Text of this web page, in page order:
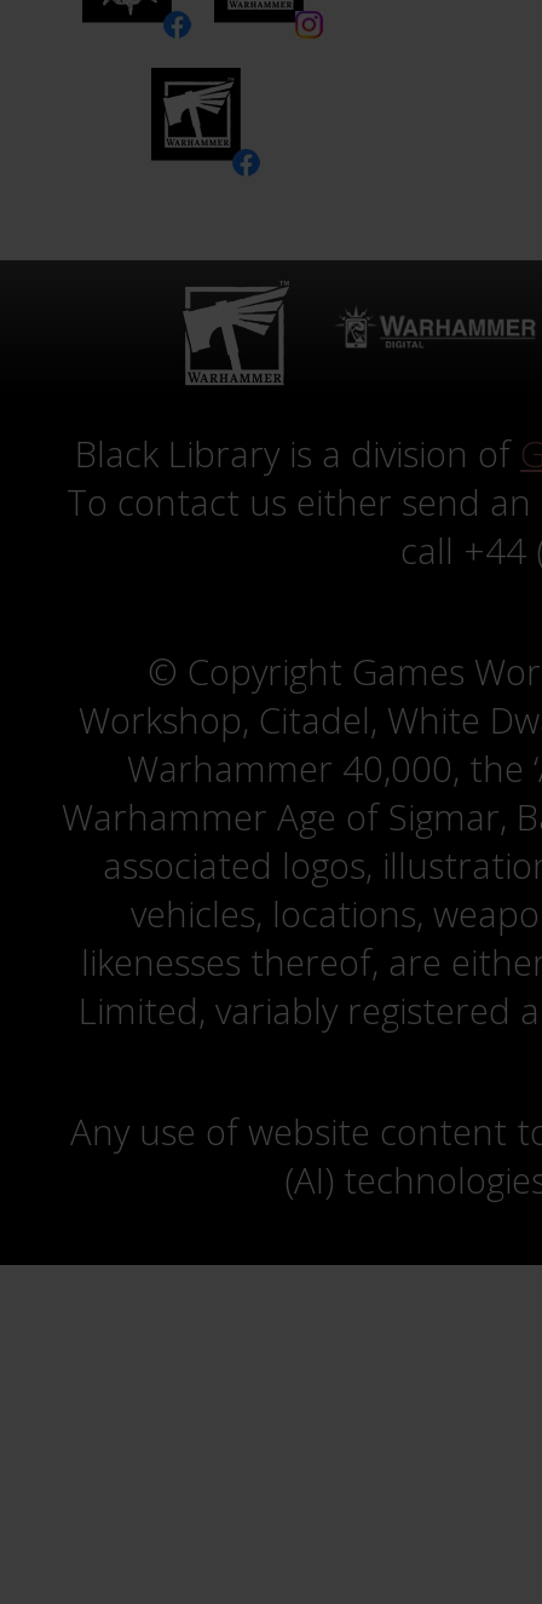
Black Library is a division of
To contact us either send
call +44
© Copyright Games
Workshop, Citadel, White
Warhammer 40,000, the
Warhammer Age of Sigmar,
associated logos,
vehicles, locations,
likenesses thereof, are
Limited, variably registered
Any use of website content
(AI)